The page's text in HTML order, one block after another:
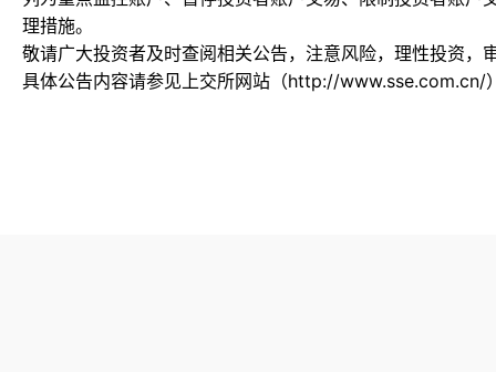
理措施。
敬请广大投资者及时查阅相关公告，注意风险，理性投资，
具体公告内容请参见上交所网站（http://www.sse.com.cn/